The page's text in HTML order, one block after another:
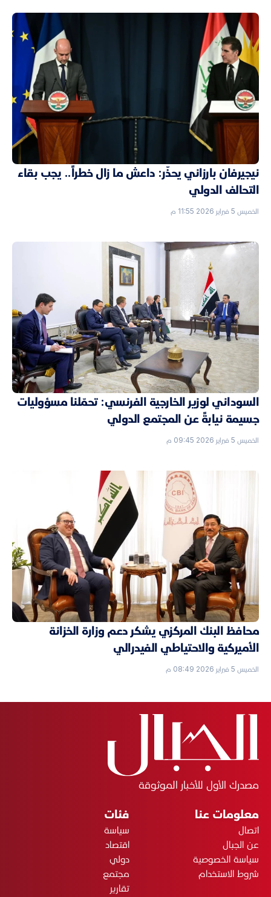
نيجيرفان بارزاني يحذّر: داعش ما زال خطراً.. يجب بقاء
التحالف الدولي
الخميس 5 فبراير 2026 11:55 م
السوداني لوزير الخارجية الفرنسي: تحمّلنا مسؤوليات
جسيمة نيابةً عن المجتمع الدولي
الخميس 5 فبراير 2026 09:45 م
محافظ البنك المركزي يشكر دعم وزارة الخزانة
الأميركية والاحتياطي الفيدرالي
الخميس 5 فبراير 2026 08:49 م
مصدرك الأول للأخبار الموثوقة
معلومات عنا
اتصال
عن الجبال
سياسة الخصوصية
شروط الاستخدام
فئات
سياسة
اقتصاد
دولي
مجتمع
تقارير